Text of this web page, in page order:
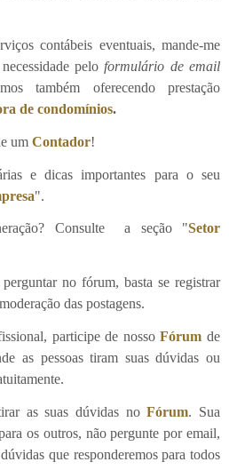
contábeis eventuais, mande-me
pelo formulário de email
também oferecendo prestação
de condomínios.
um Contador!
e dicas importantes para o seu
".
Consulte a seção "Setor
no fórum, basta se registrar
das postagens.
participe de nossoFórum de
as pessoas tiram suas dúvidas ou
as suas dúvidas noFórum. Sua
os outros, não pergunte por email,
que responderemos para todos